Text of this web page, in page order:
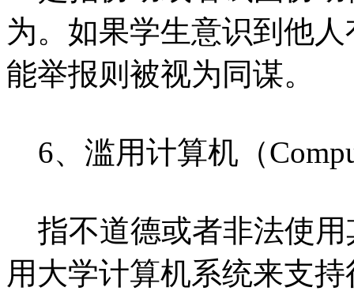
为。如果学生意识到他
能举报则被视为同谋。
6、滥用计算机（
指不道德或者非法使用
用大学计算机系统来支